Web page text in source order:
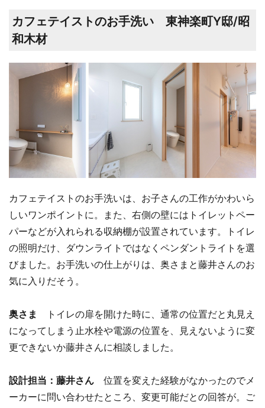
カフェテイストのお手洗い 東神楽町Y邸/昭
和木材
カフェテイストのお手洗いは、お子さんの工作がかわいら
しいワンポイントに。また、右側の壁にはトイレットペー
パーなどが入れられる収納棚が設置されています。トイレ
の照明だけ、ダウンライトではなくペンダントライトを選
びました。お手洗いの仕上がりは、奥さまと藤井さんのお
気に入りだそう。
奥さま トイレの扉を開けた時に、通常の位置だと丸見え
になってしまう止水栓や電源の位置を、見えないように変
更できないか藤井さんに相談しました。
設計担当：藤井さん 位置を変えた経験がなかったのでメ
ーカーに問い合わせたところ、変更可能だとの回答が。ご